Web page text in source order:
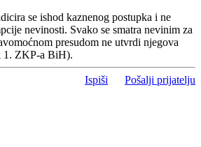
se ishod kaznenog postupka i ne
nevinosti. Svako se smatra nevinim za
presudom ne utvrdi njegova
1. ZKP-a BiH).
Ispiši Pošalji prijatelju